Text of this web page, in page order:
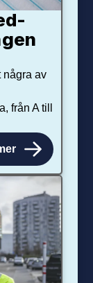
några av
från A till